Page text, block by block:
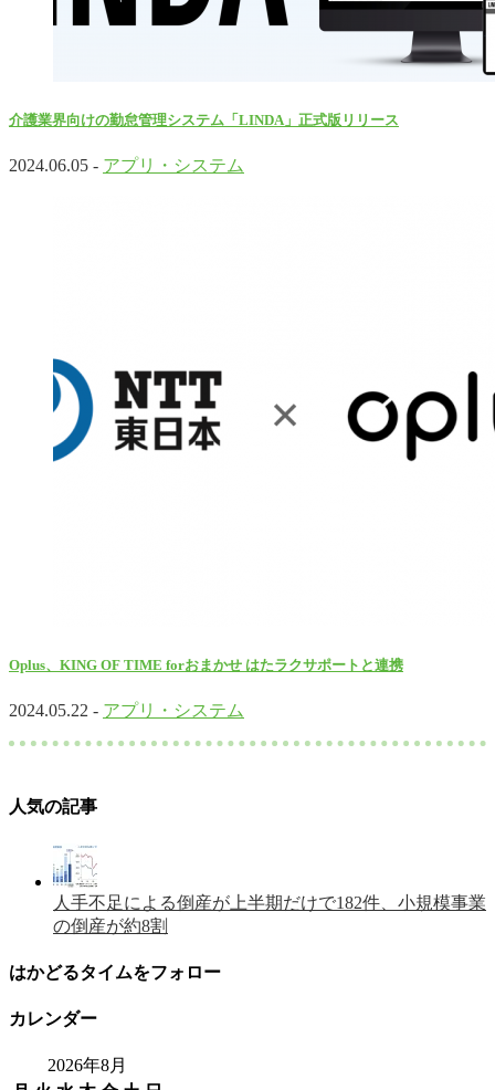
介護業界向けの勤怠管理システム「LINDA」正式版リリース
2024.06.05 - アプリ・システム
Oplus、KING OF TIME forおまかせ はたラクサポートと連携
2024.05.22 - アプリ・システム
人気の記事
人手不足による倒産が上半期だけで182件、小規模事業
の倒産が約8割
はかどるタイムをフォロー
カレンダー
2026年8月